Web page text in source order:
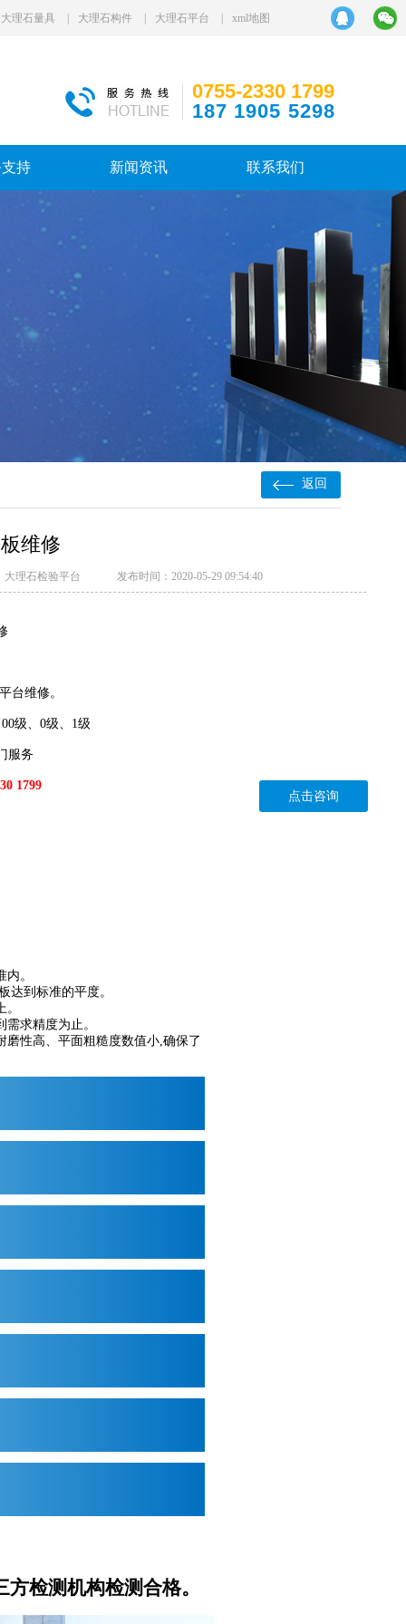
宁大理石平台 ●深圳大理石平尺 ●山东大理石机械构件
大理石量具 大理石构件 大理石平台 xml地图
0755-2330 1799
187 1905 5298
持 新闻资讯 联系我们
返回
维修
大理石检验平台 发布时间：2020-05-29 09:54:40
台维修。
级、0级、1级
服务
1799
点击咨询
。
达到标准的平度。
求精度为止。
性高、平面粗糙度数值小,确保了
检测机构检测合格。